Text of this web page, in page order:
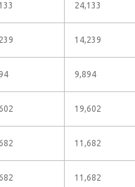
24,133
14,239
9,894
19,602
11,682
11,682